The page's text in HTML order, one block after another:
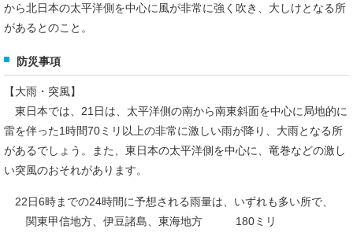
から北日本の太平洋側を中心に風が非常に強く吹き、大しけとなる所
があるとのこと。
防災事項
【大雨・突風】
東日本では、21日は、太平洋側の南から南東斜面を中心に局地的に
雷を伴った1時間70ミリ以上の非常に激しい雨が降り、大雨となる所
があるでしょう。また、東日本の太平洋側を中心に、竜巻などの激し
い突風のおそれがあります。
22日6時までの24時間に予想される雨量は、いずれも多い所で、
関東甲信地方、伊豆諸島、東海地方 180ミリ